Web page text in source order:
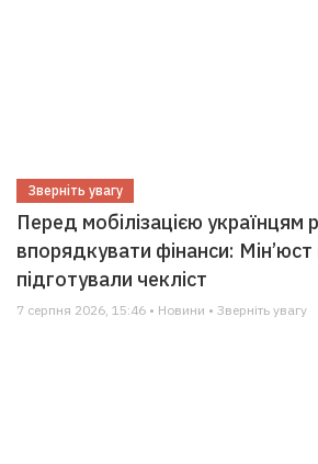
Зверніть увагу
Перед мобілізацією українцям
впорядкувати фінанси: Мін’юст
підготували чекліст
7 серпня 2026, 15:46 • Новини • Зверніть увагу